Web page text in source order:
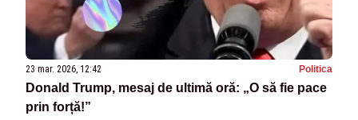
23 mar. 2026, 12:42 Politica
Donald Trump, mesaj de ultimă oră: „O să fie pace
prin forță!”